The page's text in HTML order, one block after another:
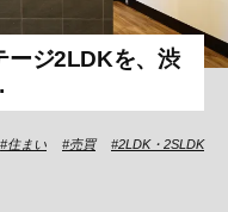
ージ2LDKを、渋
住まい 売買 2LDK・2SLDK